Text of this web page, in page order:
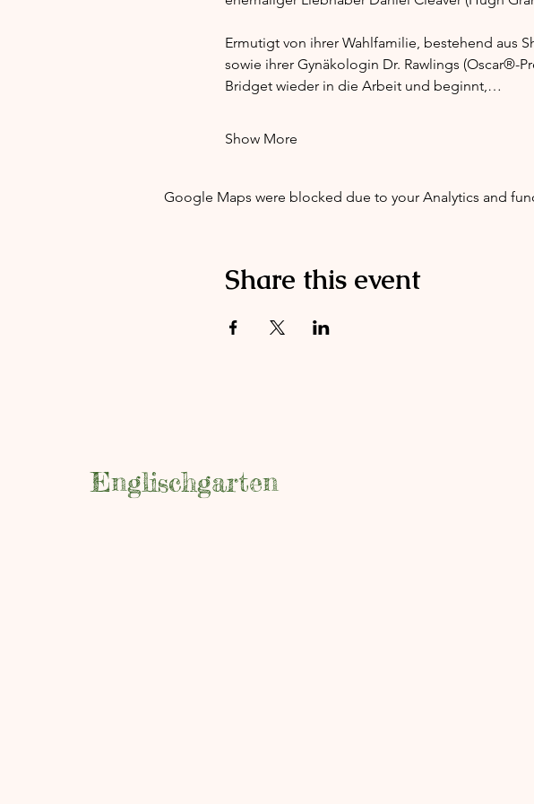
Ermutigt von ihrer Wahlfamilie, bestehend aus
sowie ihrer Gynäkologin Dr. Rawlings (Oscar®-
Bridget wieder in die Arbeit und beginnt,…
Show More
Google Maps were blocked due to your Analytics and
Share this event
Englischgarten